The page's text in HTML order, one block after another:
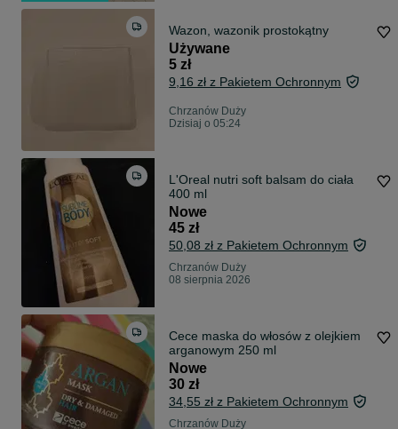
Wazon, wazonik prostokątny
Używane
5 zł
9,16 zł z Pakietem Ochronnym
Chrzanów Duży
Dzisiaj o 05:24
L'Oreal nutri soft balsam do ciała
400 ml
Nowe
45 zł
50,08 zł z Pakietem Ochronnym
Chrzanów Duży
08 sierpnia 2026
Cece maska do włosów z olejkiem
arganowym 250 ml
Nowe
30 zł
34,55 zł z Pakietem Ochronnym
Chrzanów Duży